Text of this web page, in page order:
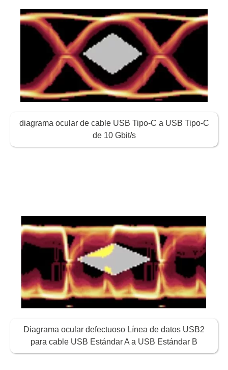
diagrama ocular de cable USB Tipo-C a USB Tipo-C
de 10 Gbit/s
Diagrama ocular defectuoso Línea de datos USB2
para cable USB Estándar A a USB Estándar B